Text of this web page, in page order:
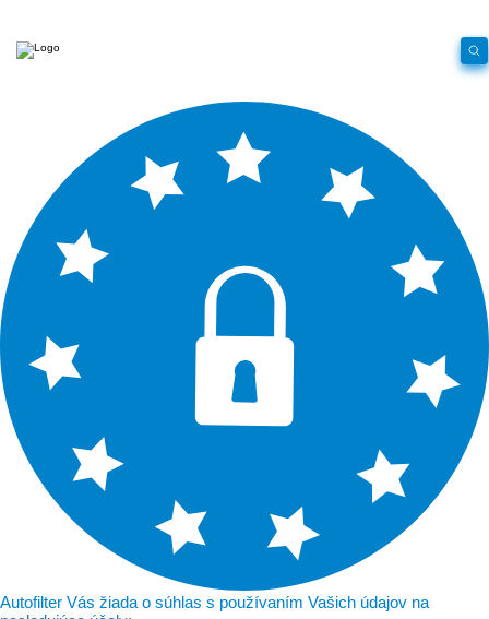
Autofilter Vás žiada o súhlas s používaním Vašich údajov na